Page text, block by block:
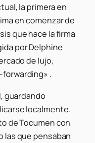
la primera en
en comenzar de
que hace la firma
por Delphine
de lujo,
.
guardando
localmente.
de Tocumen con
las que pensaban